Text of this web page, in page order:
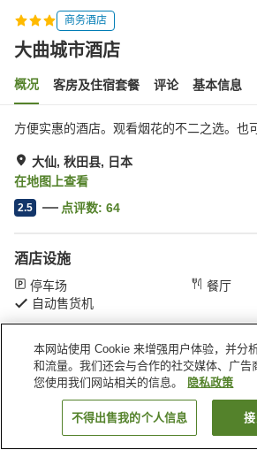
商务酒店
大曲城市酒店
概况 客房及住宿套餐 评论 基本信息
方便实惠的酒店。观看烟花的不二之选。也
大仙, 秋田县, 日本
在地图上查看
2.5 点评数: 64
酒店设施
停车场
餐厅
自动售货机
首页 日本 秋田县 大仙 大曲城市
搜索客房
本网站使用 Cookie 来增强用户体验，并分
和流量。我们还会与合作的社交媒体、广告
您使用我们网站相关的信息。
隐私政策
不得出售我的个人信息